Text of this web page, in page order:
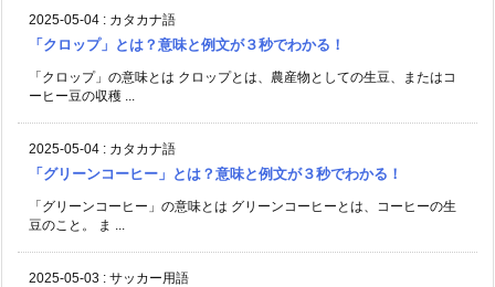
2025-05-04 : カタカナ語
「クロップ」とは？意味と例文が３秒でわかる！
「クロップ」の意味とは クロップとは、農産物としての生豆、またはコ
ーヒー豆の収穫 ...
2025-05-04 : カタカナ語
「グリーンコーヒー」とは？意味と例文が３秒でわかる！
「グリーンコーヒー」の意味とは グリーンコーヒーとは、コーヒーの生
豆のこと。 ま ...
2025-05-03 : サッカー用語